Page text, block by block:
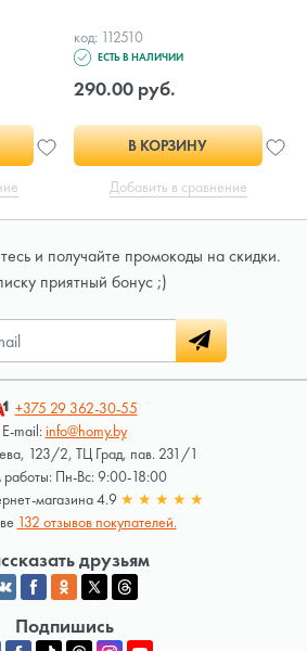
код: 112510
ЕСТЬ В НАЛИЧИИ
290.00 руб.
В КОРЗИНУ
Добавить в сравнение
и получайте промокоды на скидки.
приятный бонус ;)
+375 29362-30-55
E-mail:info@homy.by
123/2, ТЦ Град, пав. 231/1
работы: Пн-Вс: 9:00-18:00
магазина 4.9 ★ ★ ★ ★ ★
132 отзывов покупателей.
друзьям
Подпишись